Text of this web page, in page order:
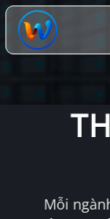
Chuyển
đến
dung
Mỗi